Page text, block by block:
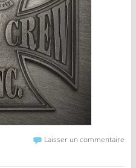
Laisser un commentaire